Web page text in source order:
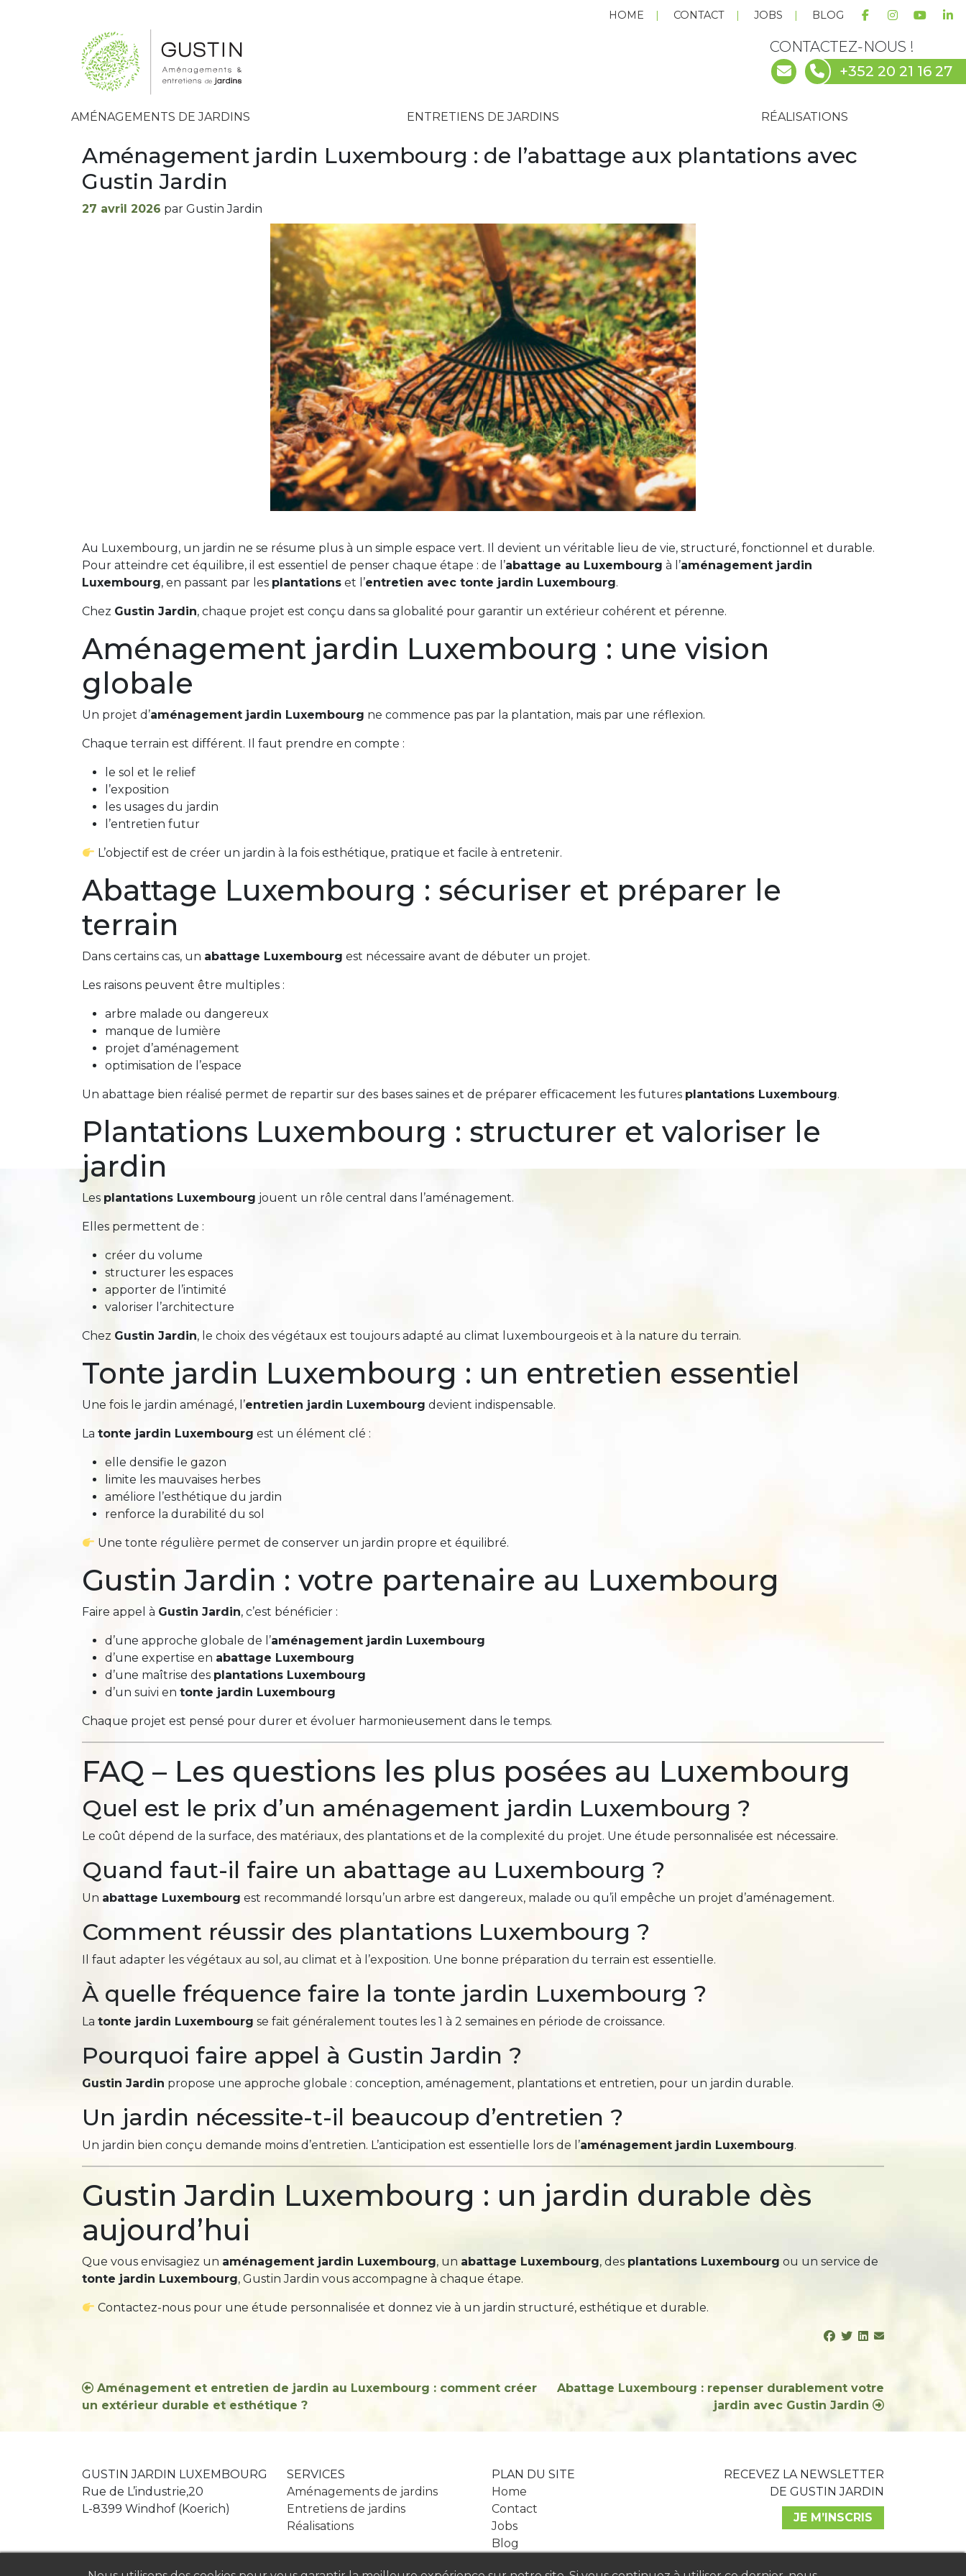
HOME CONTACT JOBS BLOG
CONTACTEZ-NOUS !
+352 20 21 16 27
AMÉNAGEMENTS DE JARDINS ENTRETIENS DE JARDINS RÉALISATIONS
Aménagement jardin Luxembourg : de l’abattage aux plantations avec
Gustin Jardin
Publié
27 avril 2026 par Gustin Jardin
Au Luxembourg, un jardin ne se résume plus à un simple espace vert. Il devient un véritable lieu de vie, structuré, fonctionnel et durable.
Pour atteindre cet équilibre, il est essentiel de penser chaque étape : de l’abattage au Luxembourg à l’aménagement jardin
Luxembourg, en passant par les plantations et l’entretien avec tonte jardin Luxembourg.
Chez Gustin Jardin, chaque projet est conçu dans sa globalité pour garantir un extérieur cohérent et pérenne.
Aménagement jardin Luxembourg : une vision
globale
Un projet d’aménagement jardin Luxembourg ne commence pas par la plantation, mais par une réflexion.
Chaque terrain est différent. Il faut prendre en compte :
le sol et le relief
l’exposition
les usages du jardin
l’entretien futur
L’objectif est de créer un jardin à la fois esthétique, pratique et facile à entretenir.
Abattage Luxembourg : sécuriser et préparer le
terrain
Dans certains cas, un abattage Luxembourg est nécessaire avant de débuter un projet.
Les raisons peuvent être multiples :
arbre malade ou dangereux
manque de lumière
projet d’aménagement
optimisation de l’espace
Un abattage bien réalisé permet de repartir sur des bases saines et de préparer efficacement les futures plantations Luxembourg.
Plantations Luxembourg : structurer et valoriser le
jardin
Les plantations Luxembourg jouent un rôle central dans l’aménagement.
Elles permettent de :
créer du volume
structurer les espaces
apporter de l’intimité
valoriser l’architecture
Chez Gustin Jardin, le choix des végétaux est toujours adapté au climat luxembourgeois et à la nature du terrain.
Tonte jardin Luxembourg : un entretien essentiel
Une fois le jardin aménagé, l’entretien jardin Luxembourg devient indispensable.
La tonte jardin Luxembourg est un élément clé :
elle densifie le gazon
limite les mauvaises herbes
améliore l’esthétique du jardin
renforce la durabilité du sol
Une tonte régulière permet de conserver un jardin propre et équilibré.
Gustin Jardin : votre partenaire au Luxembourg
Faire appel à Gustin Jardin, c’est bénéficier :
d’une approche globale de l’aménagement jardin Luxembourg
d’une expertise en abattage Luxembourg
d’une maîtrise des plantations Luxembourg
d’un suivi en tonte jardin Luxembourg
Chaque projet est pensé pour durer et évoluer harmonieusement dans le temps.
FAQ – Les questions les plus posées au Luxembourg
Quel est le prix d’un aménagement jardin Luxembourg ?
Le coût dépend de la surface, des matériaux, des plantations et de la complexité du projet. Une étude personnalisée est nécessaire.
Quand faut-il faire un abattage au Luxembourg ?
Un abattage Luxembourg est recommandé lorsqu’un arbre est dangereux, malade ou qu’il empêche un projet d’aménagement.
Comment réussir des plantations Luxembourg ?
Il faut adapter les végétaux au sol, au climat et à l’exposition. Une bonne préparation du terrain est essentielle.
À quelle fréquence faire la tonte jardin Luxembourg ?
La tonte jardin Luxembourg se fait généralement toutes les 1 à 2 semaines en période de croissance.
Pourquoi faire appel à Gustin Jardin ?
Gustin Jardin propose une approche globale : conception, aménagement, plantations et entretien, pour un jardin durable.
Un jardin nécessite-t-il beaucoup d’entretien ?
Un jardin bien conçu demande moins d’entretien. L’anticipation est essentielle lors de l’aménagement jardin Luxembourg.
Gustin Jardin Luxembourg : un jardin durable dès
aujourd’hui
Que vous envisagiez un aménagement jardin Luxembourg, un abattage Luxembourg, des plantations Luxembourg ou un service de
tonte jardin Luxembourg, Gustin Jardin vous accompagne à chaque étape.
Contactez-nous pour une étude personnalisée et donnez vie à un jardin structuré, esthétique et durable.
Navigation
Aménagement et entretien de jardin au Luxembourg : comment créer
un extérieur durable et esthétique ?
Abattage Luxembourg : repenser durablement votre
jardin avec Gustin Jardin
GUSTIN JARDIN LUXEMBOURG
Rue de L’industrie,20
L-8399 Windhof (Koerich)
SERVICES
Aménagements de jardins
Entretiens de jardins
Réalisations
PLAN DU SITE
Home
Contact
Jobs
Blog
RECEVEZ LA NEWSLETTER
DE GUSTIN JARDIN
JE M’INSCRIS